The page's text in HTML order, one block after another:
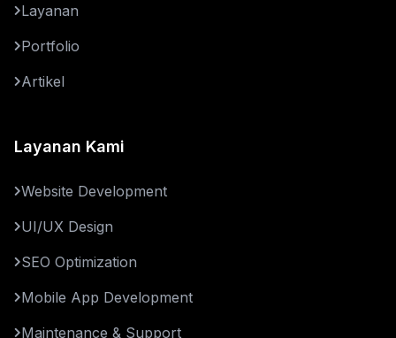
Layanan
Portfolio
Artikel
Layanan Kami
Website Development
UI/UX Design
SEO Optimization
Mobile App Development
Maintenance & Support